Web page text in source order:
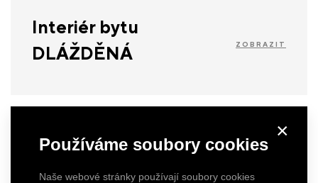
×
Používáme soubory cookies
Naše webové stránky používají soubory cookies
Interiér bytu
DLÁŽDĚNÁ
ZOBRAZIT